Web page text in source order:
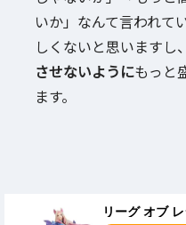
いか」なんて言われて
しくないと思いますし、
させないようにもっと
ます。
リーグ オブ